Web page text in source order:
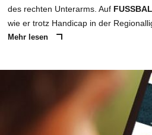
des rechten Unterarms. Auf
wie er trotz Handicap in der
Mehr lesen